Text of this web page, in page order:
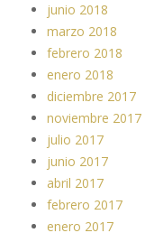
junio 2018
marzo 2018
febrero 2018
enero 2018
diciembre 2017
noviembre 2017
julio 2017
junio 2017
abril 2017
febrero 2017
enero 2017